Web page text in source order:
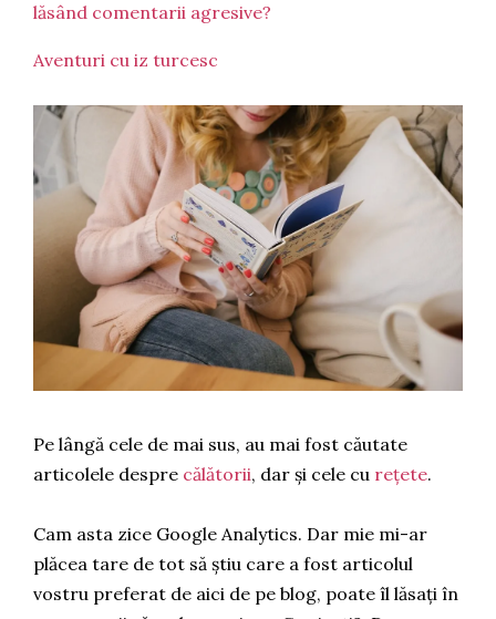
lăsând comentarii agresive?
Aventuri cu iz turcesc
Pe lângă cele de mai sus, au mai fost căutate
articolele despre călătorii, dar și cele cu rețete.
Cam asta zice Google Analytics. Dar mie mi-ar
plăcea tare de tot să știu care a fost articolul
vostru preferat de aici de pe blog, poate îl lăsați în